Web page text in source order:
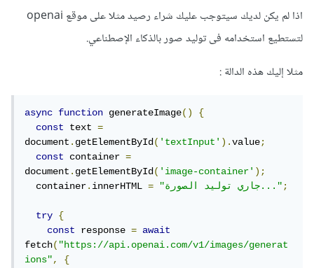
اذا لم يكن لديك سيتوجب عليك شراء رصيد مثلا على موقع openai
لتستطيع استخدامه فى توليد صور بالذكاء الإصطناعي.
مثلا إليك هذه الدالة
async function generateImage()
{
const
text =
document.getElementById('textInput').value;
const
container =
document.getElementById('image-container');
  container
.innerHTML = "جاري توليد الصورة...";
try
{
const
response =
await
fetch("https://api.openai.com/v1/images/generat
ions",
{